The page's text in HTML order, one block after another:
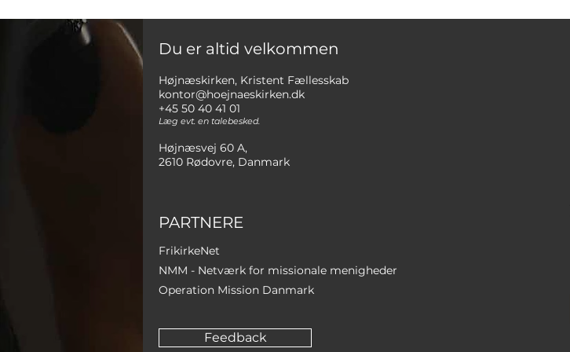
Du er altid velkommen
Højnæskirken, Kristent Fællesskab
kontor@hoejnaeskirken.dk
+45 50 40 41 01
Læg evt. en talebesked.
Højnæsvej 60 A,
2610 Rødovre, Danmark
PARTNERE
FrikirkeNet
NMM - Netværk for missionale menigheder
Operation Mission Danmark
Feedback